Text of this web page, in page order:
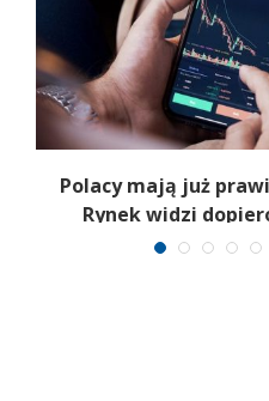
Polacy mają już
Rynek widzi